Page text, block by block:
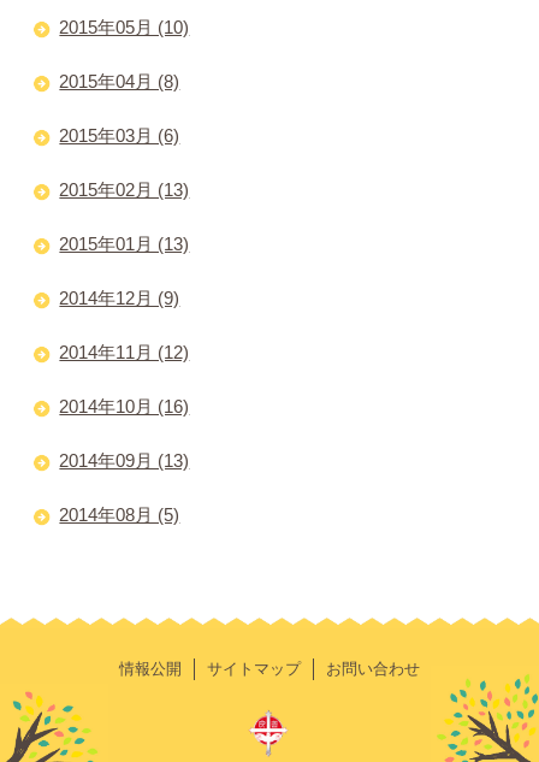
2015年05月 (10)
2015年04月 (8)
2015年03月 (6)
2015年02月 (13)
2015年01月 (13)
2014年12月 (9)
2014年11月 (12)
2014年10月 (16)
2014年09月 (13)
2014年08月 (5)
情報公開 サイトマップ お問い合わせ